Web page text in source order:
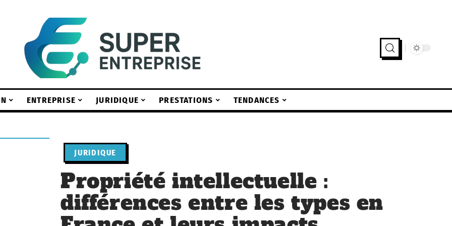
ENTREPRISE JURIDIQUE PRESTATIONS TENDANCES
JURIDIQUE
Propriété intellectuelle :
différences entre les types en